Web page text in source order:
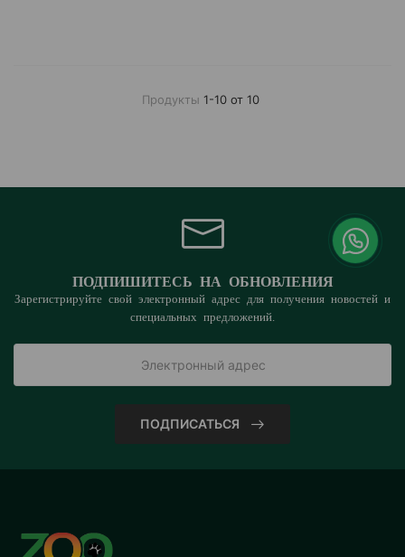
Продукты 1-10 от 10
ПОДПИШИТЕСЬ НА ОБНОВЛЕНИЯ
Зарегистрируйте свой электронный адрес для получения новостей и
специальных предложений.
ПОДПИСАТЬСЯ